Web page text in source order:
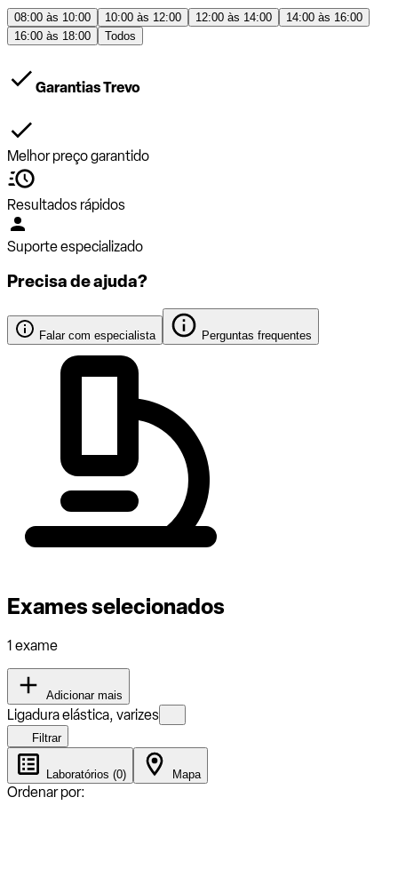
08:00 às 10:00 10:00 às 12:00 12:00 às 14:00
14:00 às 16:00
16:00 às 18:00
Todos
Garantias Trevo
Melhor preço garantido
Resultados rápidos
Suporte especializado
Precisa de ajuda?
Falar com especialista Perguntas frequentes
Exames selecionados
1 exame
Adicionar mais
Ligadura elástica, varizes
Filtrar
Laboratórios (0) Mapa
Ordenar por: